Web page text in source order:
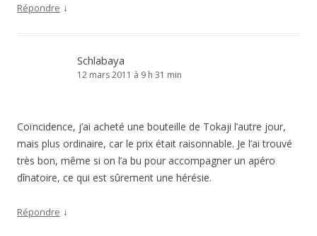
Répondre ↓
Schlabaya
12 mars 2011 à 9 h 31 min
Coïncidence, j’ai acheté une bouteille de Tokaji l’autre jour,
mais plus ordinaire, car le prix était raisonnable. Je l’ai trouvé
très bon, même si on l’a bu pour accompagner un apéro
dînatoire, ce qui est sûrement une hérésie.
Répondre ↓